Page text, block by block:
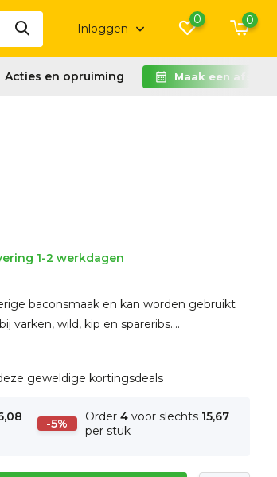
Inloggen
0 0
Acties en opruiming Maak een
1-2 werkdagen
baconsmaak en kan worden gebruikt
varken, wild, kip en spareribs....
geweldige kortingsdeals
-5% Order 4voor slechts 15,67
per stuk